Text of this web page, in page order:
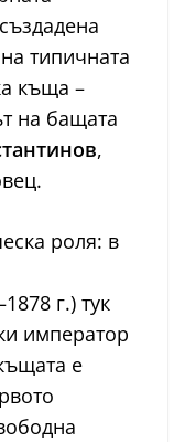
типичната
къща –
на бащата
,
роля: в
г.) тук
император
е